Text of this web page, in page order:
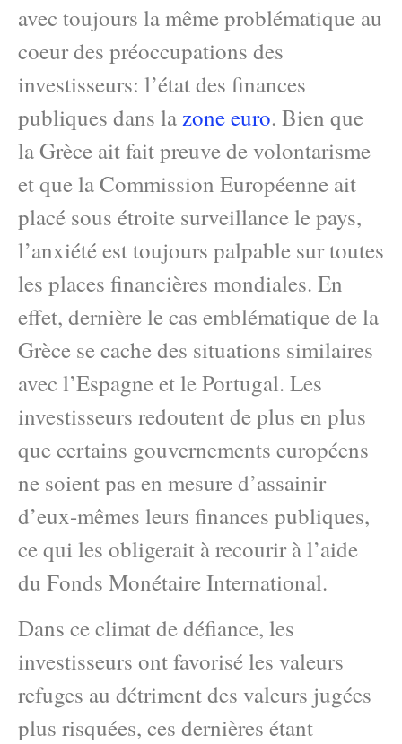
avec toujours la même problématique au
coeur des préoccupations des
investisseurs: l’état des finances
publiques dans lazone euro. Bien que
la Grèce ait fait preuve de volontarisme
et que la Commission Européenne ait
placé sous étroite surveillance le pays,
l’anxiété est toujours palpable sur toutes
les places financières mondiales. En
effet, dernière le cas emblématique de la
Grèce se cache des situations similaires
avec l’Espagne et le Portugal. Les
investisseurs redoutent de plus en plus
que certains gouvernements européens
ne soient pas en mesure d’assainir
d’eux-mêmes leurs finances publiques,
ce qui les obligerait à recourir à l’aide
du Fonds Monétaire International.
Dans ce climat de défiance, les
investisseurs ont favorisé les valeurs
refuges au détriment des valeurs jugées
plus risquées, ces dernières étant